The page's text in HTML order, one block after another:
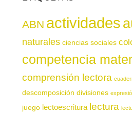
ABN actividades
naturales ciencias sociales
competencia
comprensión lectora
descomposición divisiones
juego lectoescritura lectura